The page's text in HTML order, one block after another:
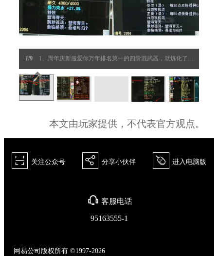
1/9 1、周年庆新服爱你万年排名第一的四阶混武器，就炼化了两次，一
本文由玩家提供，不代表官方观点。
򰀁 关注公众号 򰀂 分享小伙伴 򰀄 进入电脑版
򰀃 客服电话
95163555-1
网易公司版权所有 ©1997-2026